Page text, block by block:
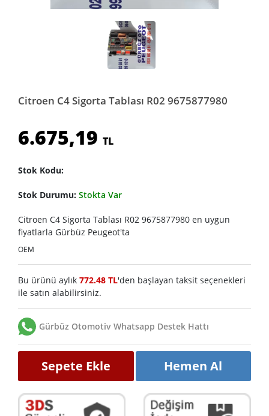
Citroen C4 Sigorta Tablası R02 9675877980
6.675,19 TL
Stok Kodu:
Stok Durumu: Stokta Var
Citroen C4 Sigorta Tablası R02 9675877980 en uygun
fiyatlarla Gürbüz Peugeot'ta
OEM
Bu ürünü aylık 772.48 TL'den başlayan taksit seçenekleri
ile satın alabilirsiniz.
Gürbüz Otomotiv Whatsapp Destek Hattı
Sepete Ekle Hemen Al